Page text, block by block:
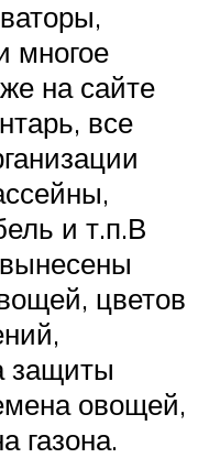
многое
на сайте
все
и т.п.В
цветов
защиты
овощей,
газона.